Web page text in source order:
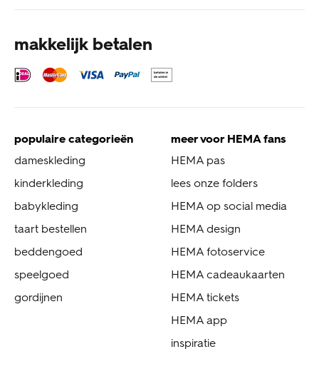
makkelijk betalen
populaire categorieën
dameskleding
kinderkleding
babykleding
taart bestellen
beddengoed
speelgoed
gordijnen
meer voor HEMA fans
HEMA pas
lees onze folders
HEMA op social media
HEMA design
HEMA fotoservice
HEMA cadeaukaarten
HEMA tickets
HEMA app
inspiratie